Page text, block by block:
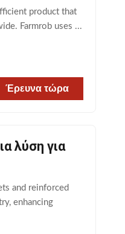
product that
Farmrob uses ...
Έρευνα τώρα
λύση για
and reinforced
enhancing